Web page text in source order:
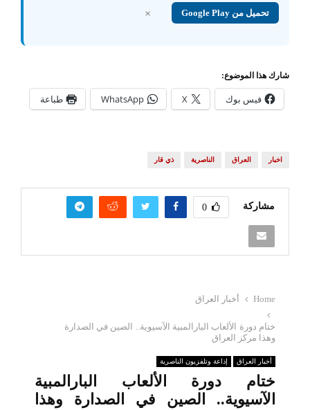
تحميل من Google Play ×
شارك هذا الموضوع:
فيس بوك X
WhatsApp طباعة
اخبار العراق الناصرية ذي قار
مشاركة 0
Home أخبار العراق
ختام دورة الألعاب البارالمبية الآسيوية.. الصين في الصدارة
وهذا مركز العراق
أخبار العراق إذاعة وتلفزيون الناصرية
ختام دورة الألعاب البارالمبية
الآسيوية.. الصين في الصدارة وهذا